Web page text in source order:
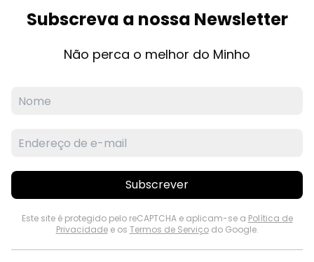
Subscreva a nossa Newsletter
Não perca o melhor do Minho
Subscrever
Este site é protegido pelo reCAPTCHA e aplicam-se a Política de
Privacidadee os Termos de Serviçodo Google.